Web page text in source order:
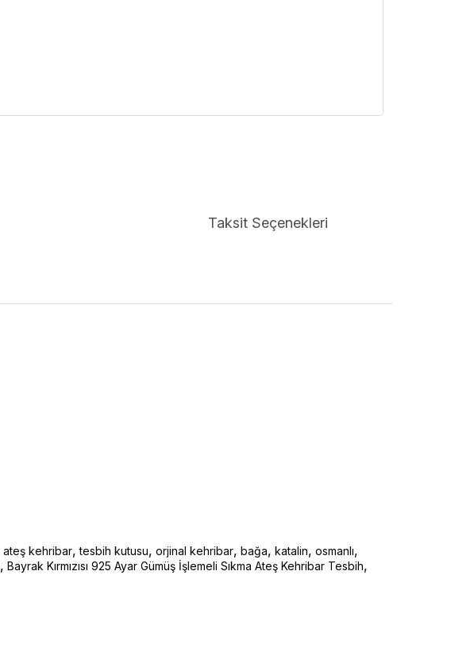
Taksit Seçenekleri
ateş kehribar,tesbih kutusu, orjinal kehribar, bağa, katalin, osmanlı,
, Bayrak Kırmızısı 925 Ayar Gümüş İşlemeli Sıkma Ateş Kehribar Tesbih,